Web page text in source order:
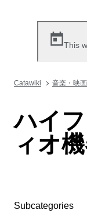
This
Catawiki 音楽・映
ハイ
ィオ
Subcategories